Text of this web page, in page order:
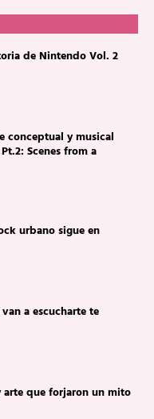
de Nintendo Vol. 2
conceptual y musical
Scenes from a
urbano sigue en
a escucharte te
que forjaron un mito